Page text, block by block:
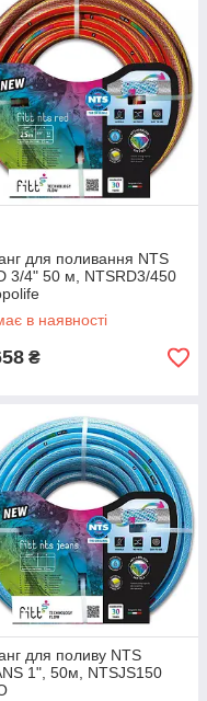
для поливання NTS
3/4" 50 м, NTSRD3/450
в наявності
₴
для поливу NTS
1", 50м, NTSJS150